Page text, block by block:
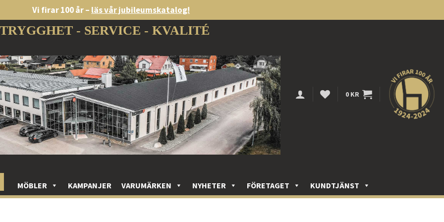
Vi firar 100 år – läs vår jubileumskatalog!
TRYGGHET - SERVICE - KVALITÉ
0 KR
MÖBLER KAMPANJER VARUMÄRKEN NYHETER FÖRETAGET KUNDTJÄNST